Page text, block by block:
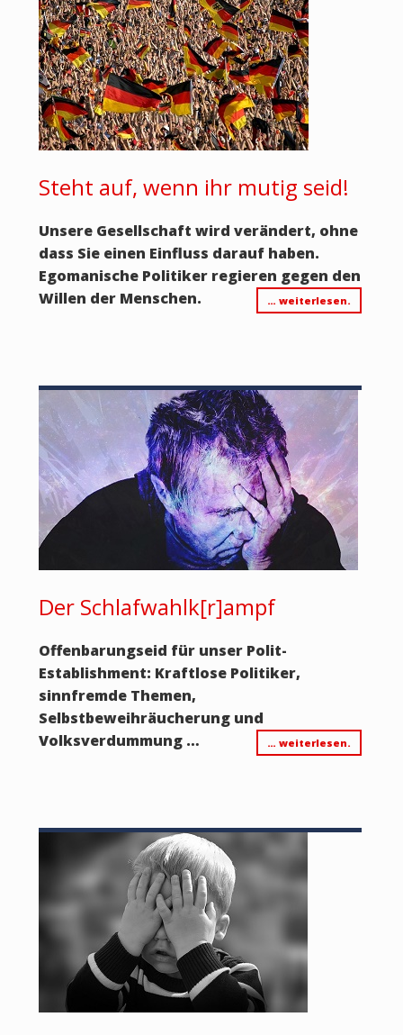
Steht auf, wenn ihr mutig seid!
Unsere Gesellschaft wird verändert, ohne
dass Sie einen Einfluss darauf haben.
Egomanische Politiker regieren gegen den
Willen der Menschen.
… weiterlesen.
Der Schlafwahlk[r]ampf
Offenbarungseid für unser Polit-
Establishment: Kraftlose Politiker,
sinnfremde Themen,
Selbstbeweihräucherung und
Volksverdummung …
… weiterlesen.